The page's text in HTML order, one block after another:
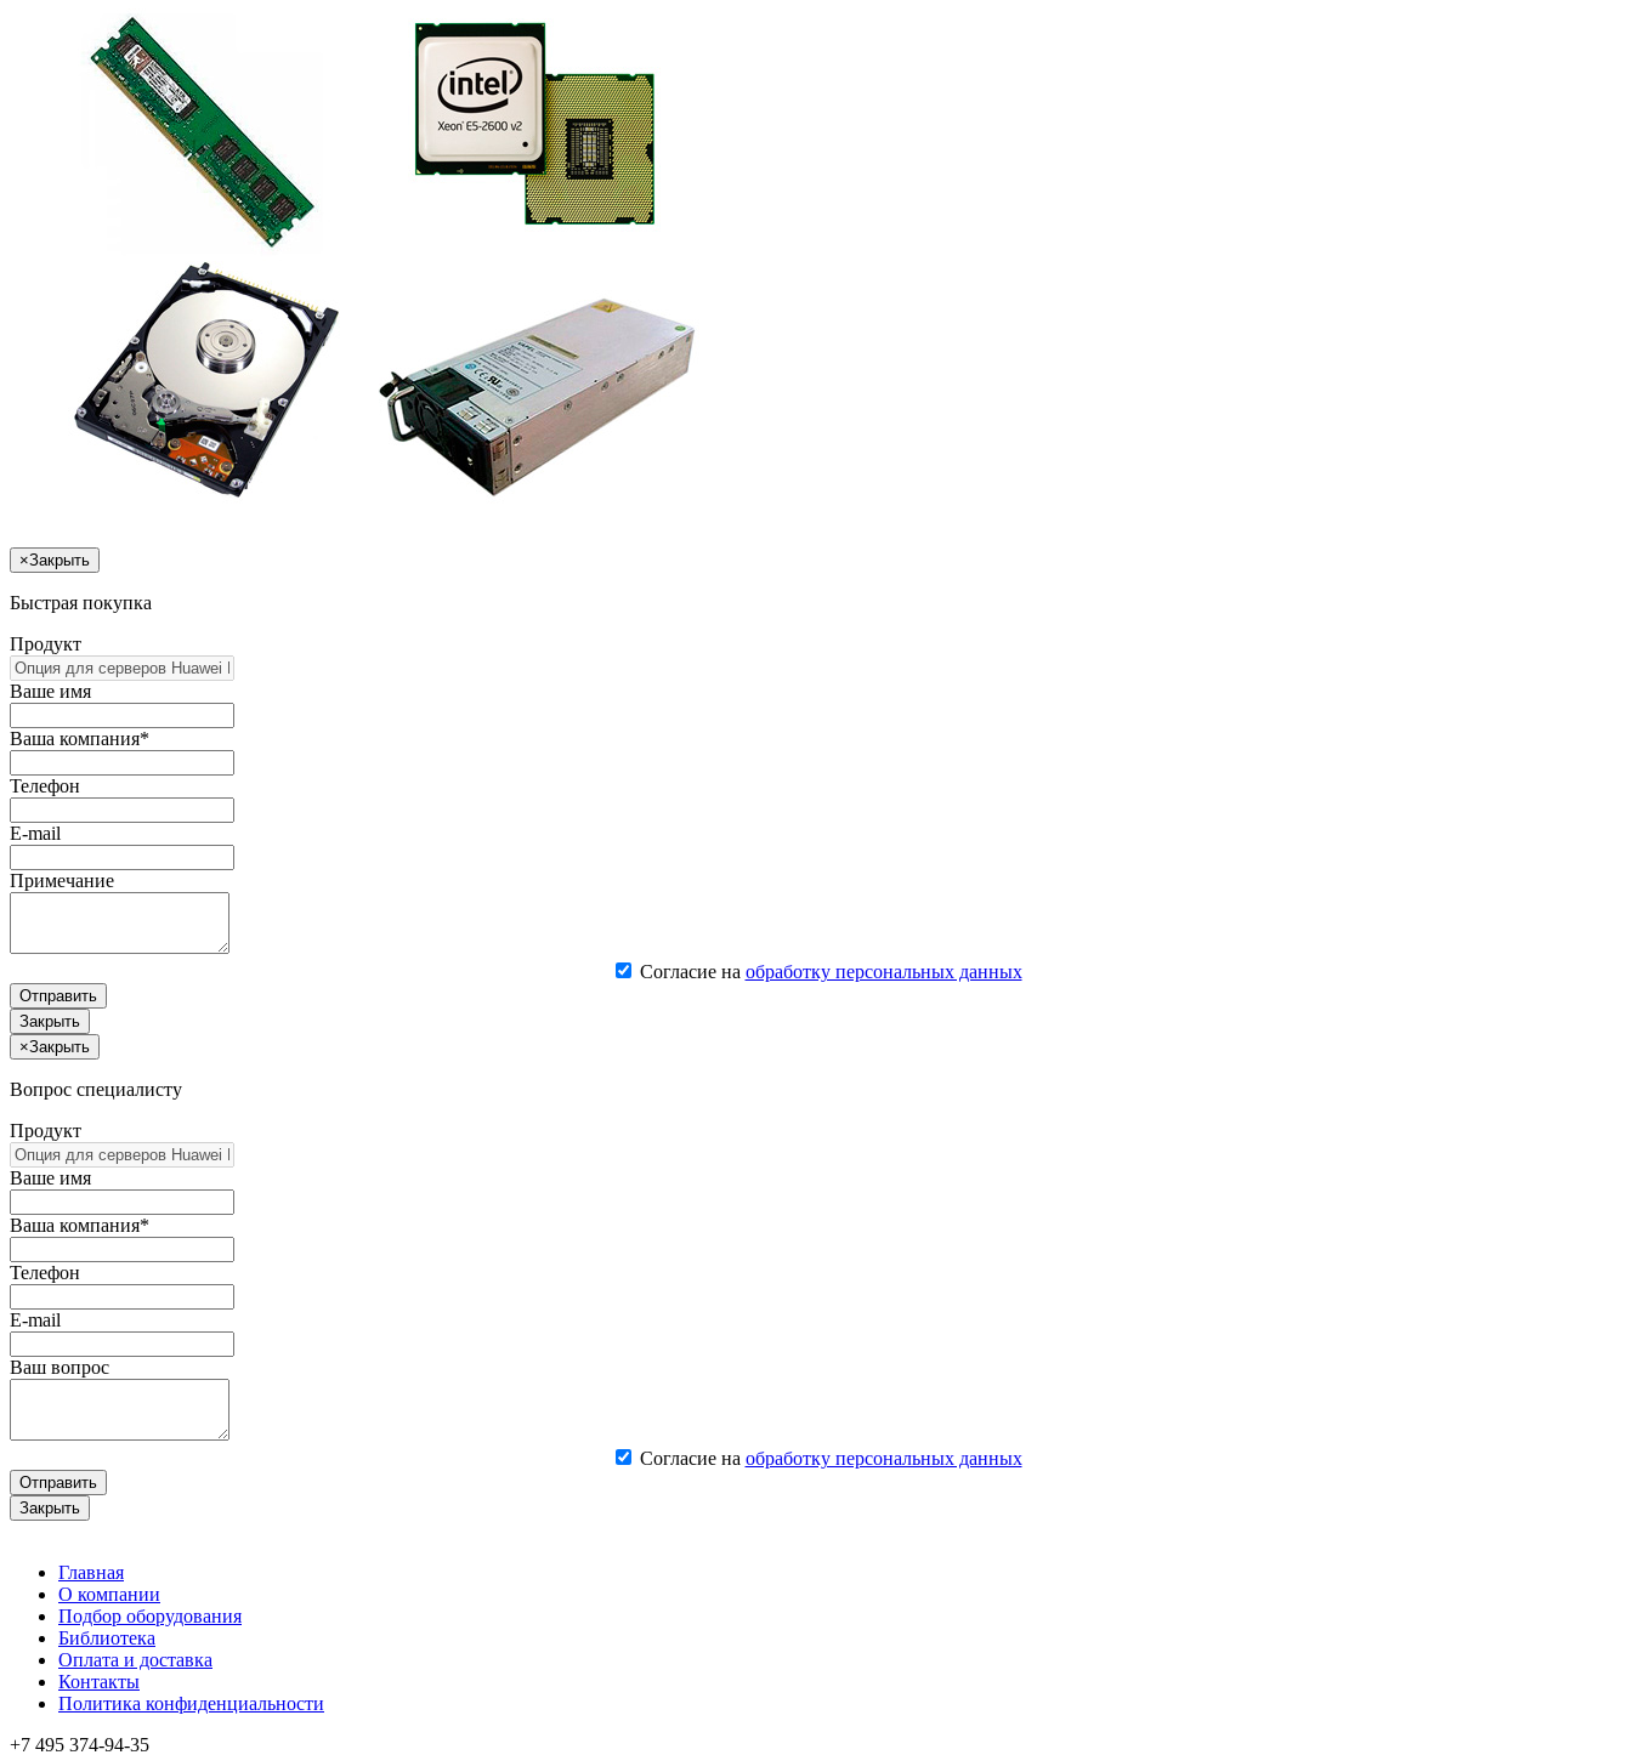
×Закрыть
Быстрая покупка
Продукт
Ваше имя
Ваша компания*
Телефон
E-mail
Примечание
Согласие на обработку персональных данных
Отправить
Закрыть
×Закрыть
Вопрос специалисту
Продукт
Ваше имя
Ваша компания*
Телефон
E-mail
Ваш вопрос
Согласие на обработку персональных данных
Отправить
Закрыть
Главная
О компании
Подбор оборудования
Библиотека
Оплата и доставка
Контакты
Политика конфиденциальности
+7 495 374-94-35